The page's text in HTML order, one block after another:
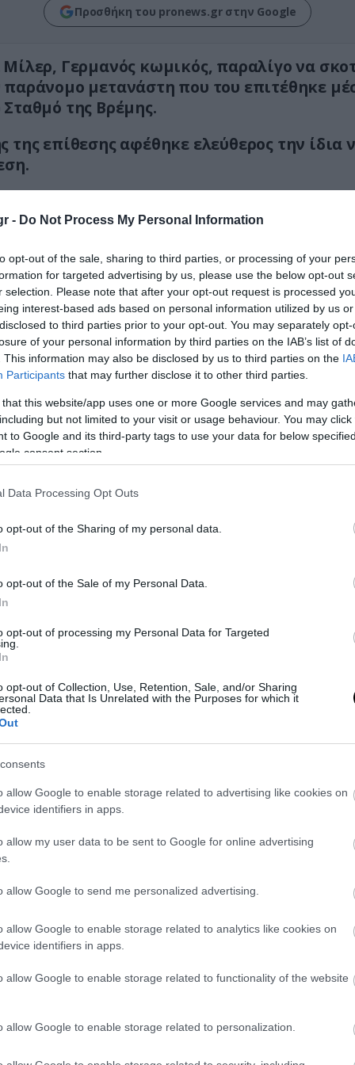
- Do Not Process My Personal Information
opt-out of the sale, sharing to third parties, or processing of your
for targeted advertising by us, please use the below opt-out
selection. Please note that after your opt-out request is processed
interest-based ads based on personal information utilized by us
to third parties prior to your opt-out. You may separately
of your personal information by third parties on the IAB’s list of
This information may also be disclosed by us to third parties on the
Participants that may further disclose it to other third parties.
that this website/app uses one or more Google services and may
but not limited to your visit or usage behaviour. You may
to Google and its third-party tags to use your data for below
consent section.
Data Processing Opt Outs
opt-out of the Sharing of my personal data.
opt-out of the Sale of my Personal Data.
opt-out of processing my Personal Data for Targeted
opt-out of Collection, Use, Retention, Sale, and/or Sharing
Data that Is Unrelated with the Purposes for which it
allow Google to enable storage related to advertising like cookies on
identifiers in apps.
allow my user data to be sent to Google for online advertising
allow Google to send me personalized advertising.
allow Google to enable storage related to analytics like cookies on
identifiers in apps.
allow Google to enable storage related to functionality of the website
allow Google to enable storage related to personalization.
Προσθήκη του pronews.gr στην Google
Γερμανός κωμικός, παραλίγο να
μετανάστη που του επιτέθηκε
Σταθμό της Βρέμης.
της επίθεσης αφέθηκε ελεύθερος την ίδια
«δεν αποτελούσε πλέον κανέναν κίνδυνο».
η κατηγορία μειώθηκε σε σωματική βλάβη αντί
δολοφονίας, κάτι που ο Νικίτα είπε ότι συνέβη
υποστήριξε ότι ο παράνομος μετανάστης είχε
την επίθεση πριν τον σκοτώσει.
στο δικαστήριοότι επέζησε της
και ότι ο μετανάστης
η λεπίδα.
της επίθεσης, ο Νικίτα υπέστη πέντε
από μαχαίρι, συμπεριλαμβανομένου ενός
στον ύποπτο χορηγήθηκε η γερμανική
έχει έκτοτε μετακομίσει στη Νορβηγία,
κάτι στη σύζυγό του ή την οικογένειά του, δεν
ξανά το γερμανικό ποινικό σύστημα.
δεύτερη φορά»,
a German comedian, was nearly killed by
him inside Bremen Central Station.
was released on the same night as the attack.
explained that the court stated that the
any danger.”
IFVNCc4d5w
Φωτιά σε εγκαταλελειμμένο κτίριο στην
ένα άτομο
του Ορμούζ; – Αυτή είναι η πιο επικίνδυνη
τα πλοία – Στο στόχαστρο και ελληνόκτητα!
SE ανακοίνωσε ζημία 2,22 δισ. ευρώ για το